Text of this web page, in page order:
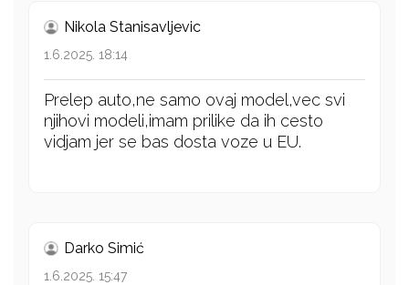
Nikola Stanisavljevic
1.6.2025. 18:14
Prelep auto,ne samo ovaj model,vec svi
njihovi modeli,imam prilike da ih cesto
vidjam jer se bas dosta voze u EU.
Darko Simić
1.6.2025. 15:47